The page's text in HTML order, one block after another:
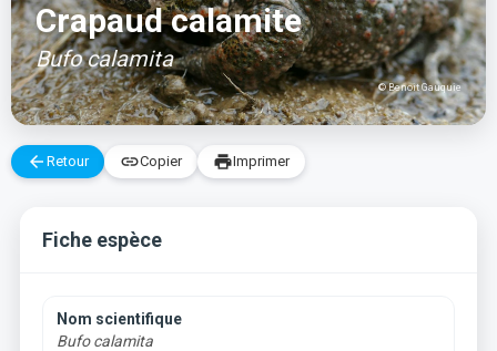
Crapaud calamite
Bufo calamita
© Benoit Gauquie
arrow_back Retour linkCopier printImprimer
Fiche espèce
Nom scientifique
Bufo calamita